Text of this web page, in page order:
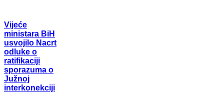
Vijeće
ministara BiH
usvojilo Nacrt
odluke o
ratifikaciji
sporazuma o
Južnoj
interkonekciji